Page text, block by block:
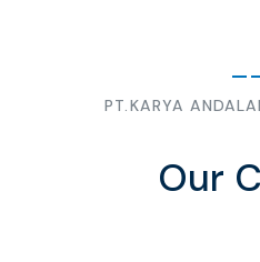
PT.KARYA
Our